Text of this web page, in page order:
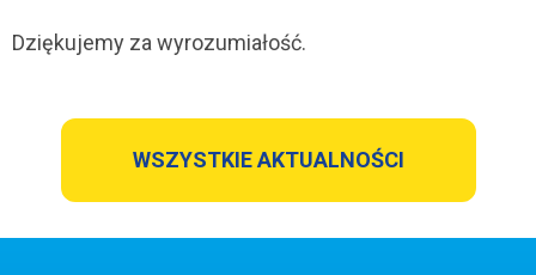
Dziękujemy za wyrozumiałość.
WSZYSTKIE AKTUALNOŚCI